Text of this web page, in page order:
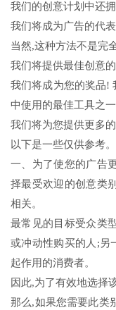
我们的创意计划中还
我们将成为广告的代表
当然,这种方法不是完
我们将提供最佳创意的
我们将成为您的奖品!
中使用的最佳工具之一
我们将为您提供更多
以下是一些仅供参考。
一、为了使您的广告
择最受欢迎的创意类
相关。
最常见的目标受众类
或冲动性购买的人;另
起作用的消费者。
因此,为了有效地选择
那么,如果您需要此类